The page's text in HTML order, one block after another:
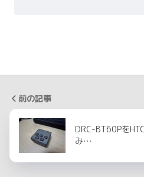
前の記事
DRC-BT60Pを
み…